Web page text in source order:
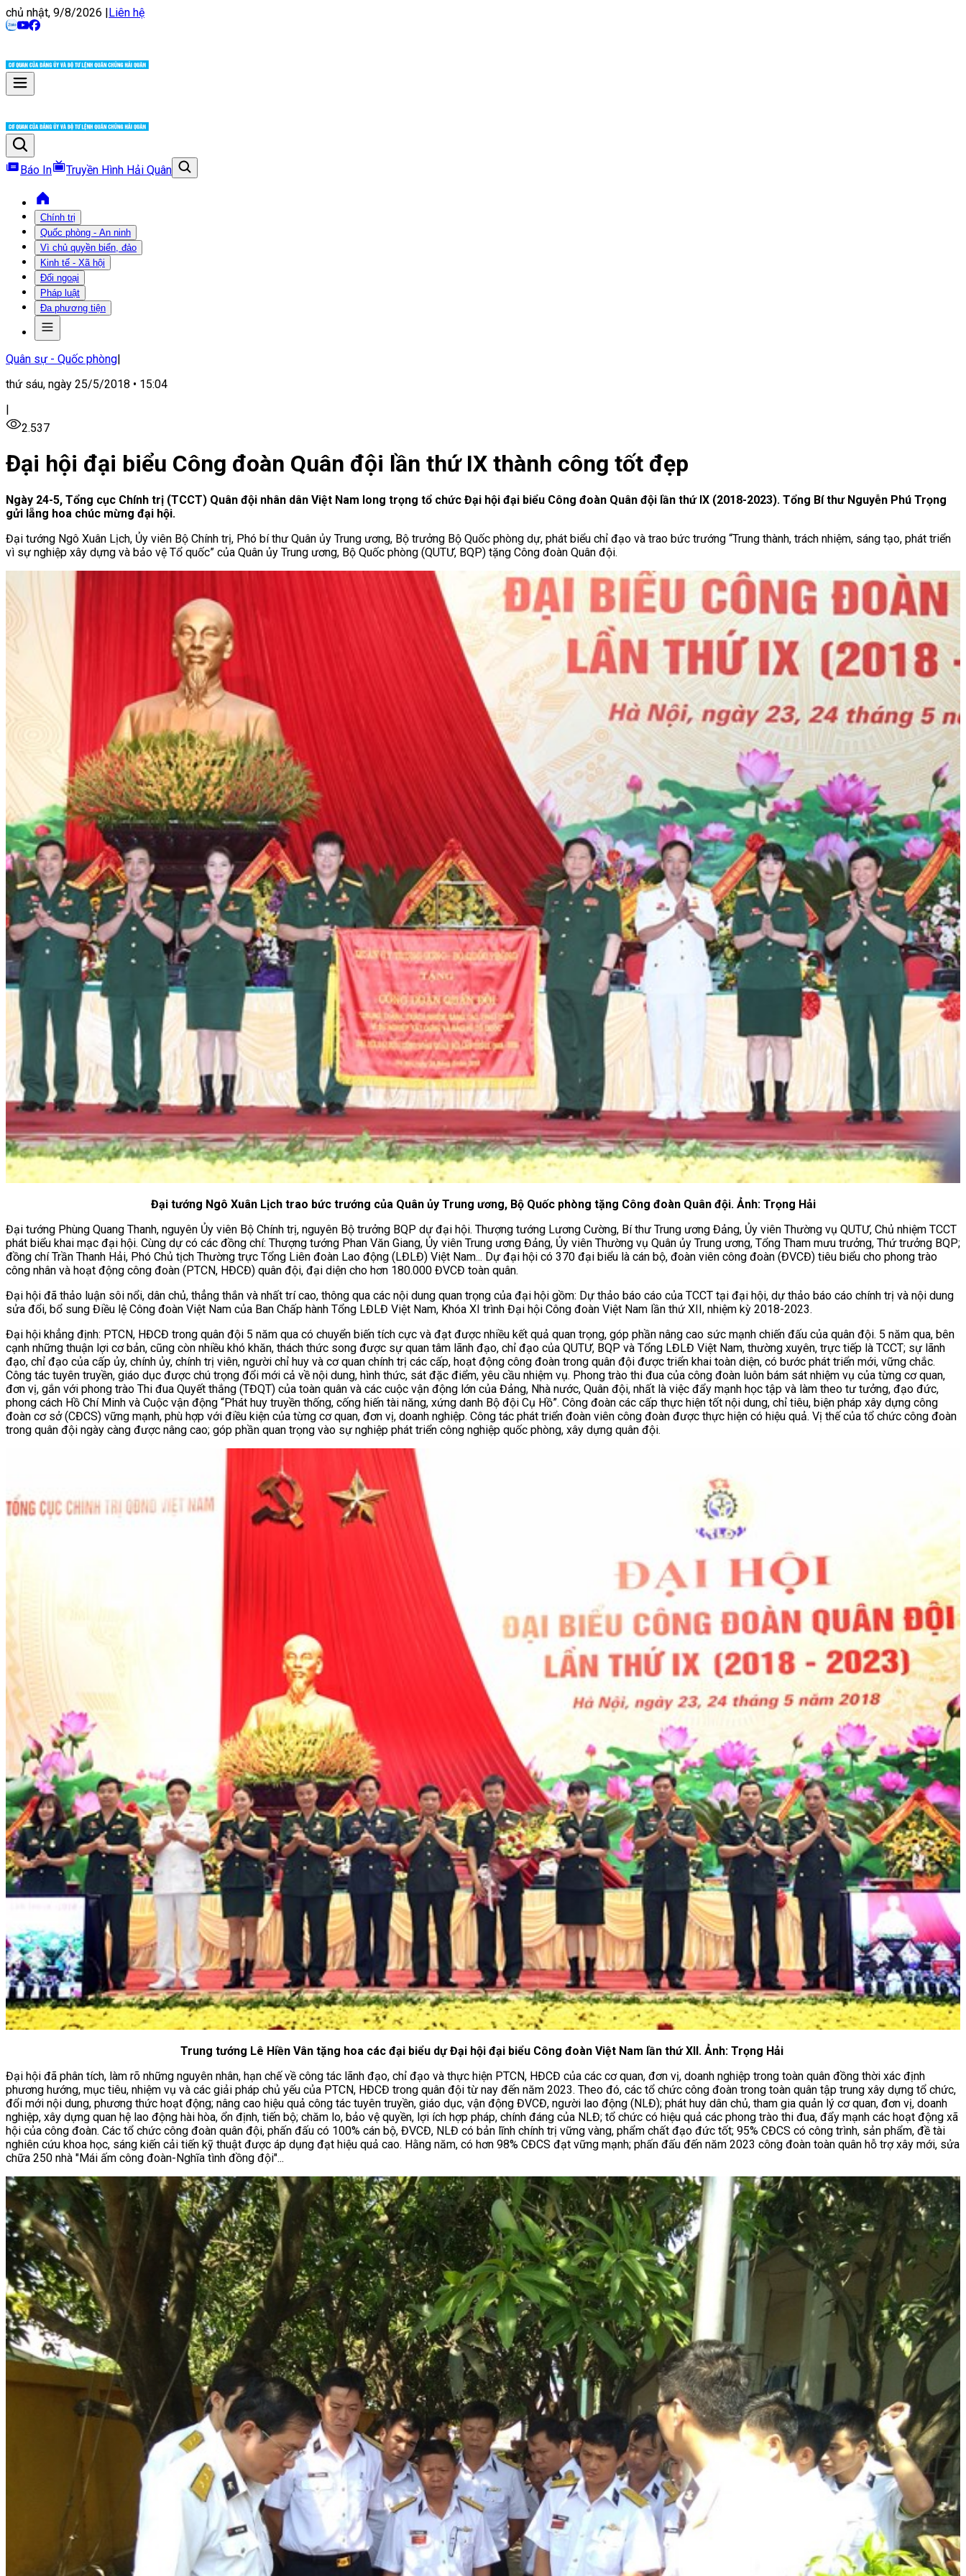
chủ nhật, 9/8/2026 |Liên hệ
Báo In Truyền Hình Hải Quân
Chính trị
Quốc phòng - An ninh
Vì chủ quyền biển, đảo
Kinh tế - Xã hội
Đối ngoại
Pháp luật
Đa phương tiện
Quân sự - Quốc phòng|
thứ sáu, ngày 25/5/2018 • 15:04
|
2.537
Đại hội đại biểu Công đoàn Quân đội lần thứ IX thành công tốt đẹp
Ngày 24-5, Tổng cục Chính trị (TCCT) Quân đội nhân dân Việt Nam long trọng tổ chức Đại hội đại biểu Công đoàn Quân đội lần thứ IX (2018-2023). Tổng Bí thư Nguyễn Phú Trọng
gửi lẵng hoa chúc mừng đại hội.
Đại tướng Ngô Xuân Lịch, Ủy viên Bộ Chính trị, Phó bí thư Quân ủy Trung ương, Bộ trưởng Bộ Quốc phòng dự, phát biểu chỉ đạo và trao bức trướng “Trung thành, trách nhiệm, sáng tạo, phát triển
vì sự nghiệp xây dựng và bảo vệ Tổ quốc” của Quân ủy Trung ương, Bộ Quốc phòng (QUTƯ, BQP) tặng Công đoàn Quân đội.
Đại tướng Ngô Xuân Lịch trao bức trướng của Quân ủy Trung ương, Bộ Quốc phòng tặng Công đoàn Quân đội. Ảnh: Trọng Hải
Đại tướng Phùng Quang Thanh, nguyên Ủy viên Bộ Chính trị, nguyên Bộ trưởng BQP dự đại hội. Thượng tướng Lương Cường, Bí thư Trung ương Đảng, Ủy viên Thường vụ QUTƯ, Chủ nhiệm TCCT
phát biểu khai mạc đại hội. Cùng dự có các đồng chí: Thượng tướng Phan Văn Giang, Ủy viên Trung ương Đảng, Ủy viên Thường vụ Quân ủy Trung ương, Tổng Tham mưu trưởng, Thứ trưởng BQP;
đồng chí Trần Thanh Hải, Phó Chủ tịch Thường trực Tổng Liên đoàn Lao động (LĐLĐ) Việt Nam... Dự đại hội có 370 đại biểu là cán bộ, đoàn viên công đoàn (ĐVCĐ) tiêu biểu cho phong trào
công nhân và hoạt động công đoàn (PTCN, HĐCĐ) quân đội, đại diện cho hơn 180.000 ĐVCĐ toàn quân.
Đại hội đã thảo luận sôi nổi, dân chủ, thẳng thắn và nhất trí cao, thông qua các nội dung quan trọng của đại hội gồm: Dự thảo báo cáo của TCCT tại đại hội, dự thảo báo cáo chính trị và nội dung
sửa đổi, bổ sung Điều lệ Công đoàn Việt Nam của Ban Chấp hành Tổng LĐLĐ Việt Nam, Khóa XI trình Đại hội Công đoàn Việt Nam lần thứ XII, nhiệm kỳ 2018-2023.
Đại hội khẳng định: PTCN, HĐCĐ trong quân đội 5 năm qua có chuyển biến tích cực và đạt được nhiều kết quả quan trọng, góp phần nâng cao sức mạnh chiến đấu của quân đội. 5 năm qua, bên
cạnh những thuận lợi cơ bản, cũng còn nhiều khó khăn, thách thức song được sự quan tâm lãnh đạo, chỉ đạo của QUTƯ, BQP và Tổng LĐLĐ Việt Nam, thường xuyên, trực tiếp là TCCT; sự lãnh
đạo, chỉ đạo của cấp ủy, chính ủy, chính trị viên, người chỉ huy và cơ quan chính trị các cấp, hoạt động công đoàn trong quân đội được triển khai toàn diện, có bước phát triển mới, vững chắc.
Công tác tuyên truyền, giáo dục được chú trọng đổi mới cả về nội dung, hình thức, sát đặc điểm, yêu cầu nhiệm vụ. Phong trào thi đua của công đoàn luôn bám sát nhiệm vụ của từng cơ quan,
đơn vị, gắn với phong trào Thi đua Quyết thắng (TĐQT) của toàn quân và các cuộc vận động lớn của Đảng, Nhà nước, Quân đội, nhất là việc đẩy mạnh học tập và làm theo tư tưởng, đạo đức,
phong cách Hồ Chí Minh và Cuộc vận động “Phát huy truyền thống, cống hiến tài năng, xứng danh Bộ đội Cụ Hồ”. Công đoàn các cấp thực hiện tốt nội dung, chỉ tiêu, biện pháp xây dựng công
đoàn cơ sở (CĐCS) vững mạnh, phù hợp với điều kiện của từng cơ quan, đơn vị, doanh nghiệp. Công tác phát triển đoàn viên công đoàn được thực hiện có hiệu quả. Vị thế của tổ chức công đoàn
trong quân đội ngày càng được nâng cao; góp phần quan trọng vào sự nghiệp phát triển công nghiệp quốc phòng, xây dựng quân đội.
Trung tướng Lê Hiền Vân tặng hoa các đại biểu dự Đại hội đại biểu Công đoàn Việt Nam lần thứ XII. Ảnh: Trọng Hải
Đại hội đã phân tích, làm rõ những nguyên nhân, hạn chế về công tác lãnh đạo, chỉ đạo và thực hiện PTCN, HĐCĐ của các cơ quan, đơn vị, doanh nghiệp trong toàn quân đồng thời xác định
phương hướng, mục tiêu, nhiệm vụ và các giải pháp chủ yếu của PTCN, HĐCĐ trong quân đội từ nay đến năm 2023. Theo đó, các tổ chức công đoàn trong toàn quân tập trung xây dựng tổ chức,
đổi mới nội dung, phương thức hoạt động; nâng cao hiệu quả công tác tuyên truyền, giáo dục, vận động ĐVCĐ, người lao động (NLĐ); phát huy dân chủ, tham gia quản lý cơ quan, đơn vị, doanh
nghiệp, xây dựng quan hệ lao động hài hòa, ổn định, tiến bộ; chăm lo, bảo vệ quyền, lợi ích hợp pháp, chính đáng của NLĐ; tổ chức có hiệu quả các phong trào thi đua, đẩy mạnh các hoạt động xã
hội của công đoàn. Các tổ chức công đoàn quân đội, phấn đấu có 100% cán bộ, ĐVCĐ, NLĐ có bản lĩnh chính trị vững vàng, phẩm chất đạo đức tốt; 95% CĐCS có công trình, sản phẩm, đề tài
nghiên cứu khoa học, sáng kiến cải tiến kỹ thuật được áp dụng đạt hiệu quả cao. Hằng năm, có hơn 98% CĐCS đạt vững mạnh; phấn đấu đến năm 2023 công đoàn toàn quân hỗ trợ xây mới, sửa
chữa 250 nhà "Mái ấm công đoàn-Nghĩa tình đồng đội"...